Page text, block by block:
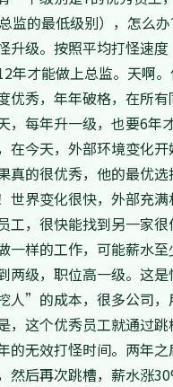
监的最低级别），怎么办
升级。按照平均打怪速
年才能做上总监。天啊。
优秀，年年破格，在所
，每年升一级，也要6年
在今天，外部环境变化开
真的很优秀，他的最优选
世界变化很快，外部充
工，很快能找到另一家
一样的工作，可能薪水至
两级，职位高一级。这
人”的成本，很多公司，
，这个优秀员工就通过跳
的无效打怪时间。两年
然后再次跳槽，薪水涨